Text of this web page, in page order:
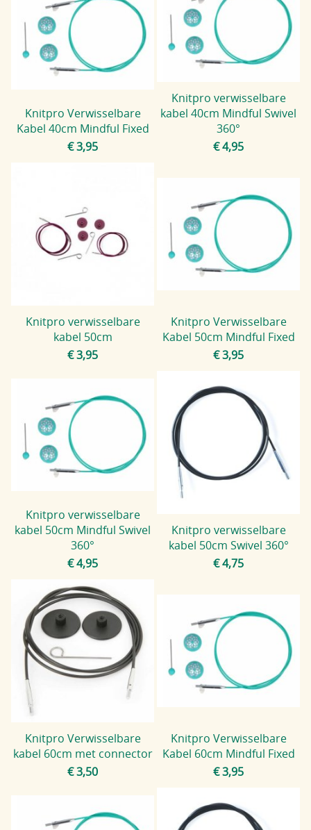
Knitpro Verwisselbare
Kabel 40cm Mindful Fixed
€ 3,95
Knitpro verwisselbare
kabel 40cm Mindful Swivel
360°
€ 4,95
Knitpro verwisselbare
kabel 50cm
€ 3,95
Knitpro Verwisselbare
Kabel 50cm Mindful Fixed
€ 3,95
Knitpro verwisselbare
kabel 50cm Mindful Swivel
360°
€ 4,95
Knitpro verwisselbare
kabel 50cm Swivel 360°
€ 4,75
Knitpro Verwisselbare
kabel 60cm met connector
€ 3,50
Knitpro Verwisselbare
Kabel 60cm Mindful Fixed
€ 3,95